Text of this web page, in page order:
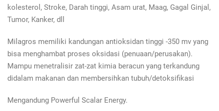
kolesterol, Stroke, Darah tinggi, Asam urat, Maag, Gagal Ginjal,
Tumor, Kanker, dll
Milagros memiliki kandungan antioksidan tinggi -350 mv yang
bisa menghambat proses oksidasi (penuaan/perusakan).
Mampu menetralisir zat-zat kimia beracun yang terkandung
didalam makanan dan membersihkan tubuh/detoksifikasi
Mengandung Powerful Scalar Energy.